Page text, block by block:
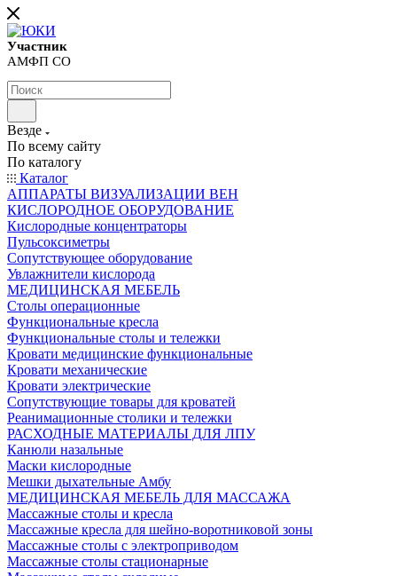
Участник
АМФП СО
Везде
По всему сайту
По каталогу
Каталог
АППАРАТЫ ВИЗУАЛИЗАЦИИ ВЕН
КИСЛОРОДНОЕ ОБОРУДОВАНИЕ
Кислородные концентраторы
Пульсоксиметры
Сопутствующее оборудование
Увлажнители кислорода
МЕДИЦИНСКАЯ МЕБЕЛЬ
Столы операционные
Функциональные кресла
Функциональные столы и тележки
Кровати медицинские функциональные
Кровати механические
Кровати электрические
Сопутствующие товары для кроватей
Реанимационные столики и тележки
РАСХОДНЫЕ МАТЕРИАЛЫ ДЛЯ ЛПУ
Канюли назальные
Маски кислородные
Мешки дыхательные Амбу
МЕДИЦИНСКАЯ МЕБЕЛЬ ДЛЯ МАССАЖА
Массажные столы и кресла
Массажные кресла для шейно-воротниковой зоны
Массажные столы с электроприводом
Массажные столы стационарные